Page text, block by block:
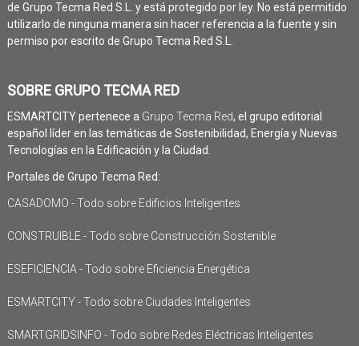
de Grupo Tecma Red S.L. y está protegido por ley. No está permitido
utilizarlo de ninguna manera sin hacer referencia a la fuente y sin
permiso por escrito de Grupo Tecma Red S.L.
SOBRE GRUPO TECMA RED
ESMARTCITY pertenece a Grupo Tecma Red, el grupo editorial
español líder en las temáticas de Sostenibilidad, Energía y Nuevas
Tecnologías en la Edificación y la Ciudad.
Portales de Grupo Tecma Red:
CASADOMO - Todo sobre Edificios Inteligentes
CONSTRUIBLE - Todo sobre Construcción Sostenible
ESEFICIENCIA - Todo sobre Eficiencia Energética
ESMARTCITY - Todo sobre Ciudades Inteligentes
SMARTGRIDSINFO - Todo sobre Redes Eléctricas Inteligentes